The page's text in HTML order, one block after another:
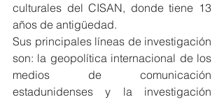
culturales del CISAN, donde tiene 13
años de antigüedad.
Sus principales líneas de investigación
son: la geopolítica internacional de los
medios de comunicación
estadunidenses y la investigación